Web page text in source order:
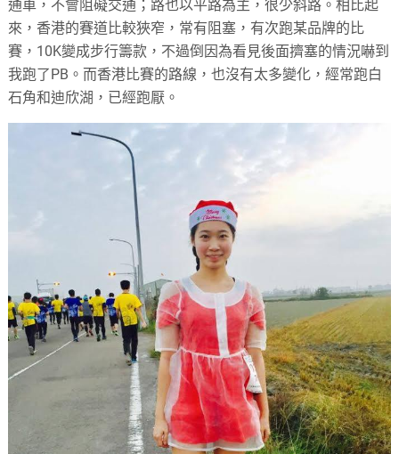
通車，不會阻礙交通；路也以平路為主，很少斜路。相比起
來，香港的賽道比較狹窄，常有阻塞，有次跑某品牌的比
賽，10K變成步行籌款，不過倒因為看見後面擠塞的情況嚇到
我跑了PB。而香港比賽的路線，也沒有太多變化，經常跑白
石角和迪欣湖，已經跑厭。